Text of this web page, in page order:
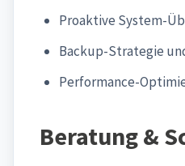
Proaktive System-
Backup-Strategie
Performance-
Beratung &